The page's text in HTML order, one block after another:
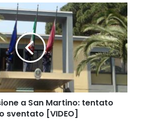
a San Martino: tentato
sventato [VIDEO]